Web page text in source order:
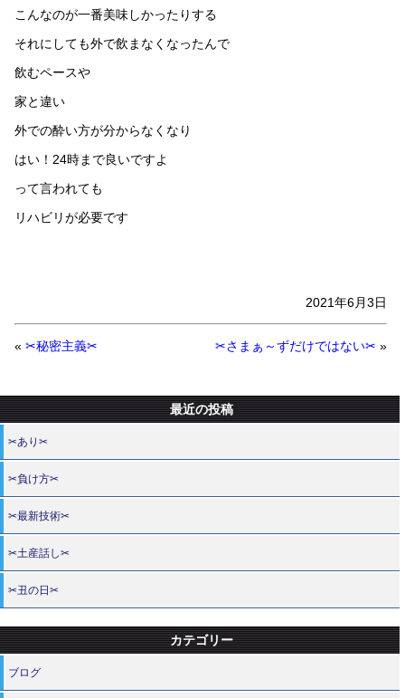
こんなのが一番美味しかったりする
それにしても外で飲まなくなったんで
飲むペースや
家と違い
外での酔い方が分からなくなり
はい！24時まで良いですよ
って言われても
リハビリが必要です
2021年6月3日
« ✂秘密主義✂ ✂さまぁ～ずだけではない✂ »
最近の投稿
✂あり✂
✂負け方✂
✂最新技術✂
✂土産話し✂
✂丑の日✂
カテゴリー
ブログ